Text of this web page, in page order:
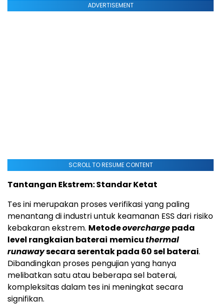
ADVERTISEMENT
SCROLL TO RESUME CONTENT
Tantangan Ekstrem: Standar Ketat
Tes ini merupakan proses verifikasi yang paling
menantang di industri untuk keamanan ESS dari risiko
kebakaran ekstrem. Metodeoverchargepada
level rangkaian baterai memicuthermal
runawaysecara serentak pada 60 sel baterai.
Dibandingkan proses pengujian yang hanya
melibatkan satu atau beberapa sel baterai,
kompleksitas dalam tes ini meningkat secara
signifikan.